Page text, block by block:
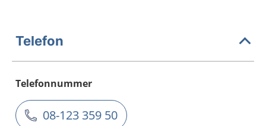
Telefon
Telefonnummer
08-123 359 50